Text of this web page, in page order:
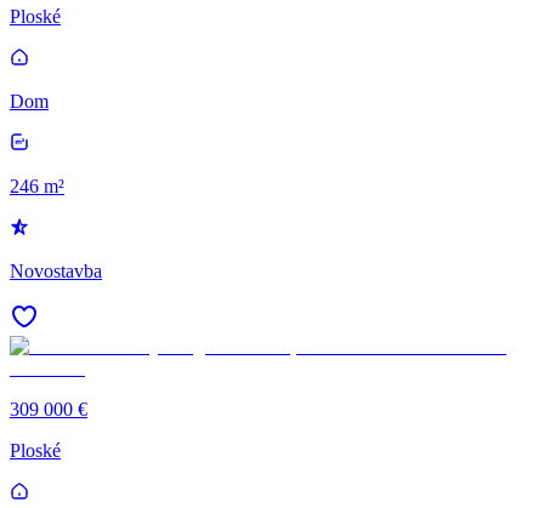
Ploské
Dom
246 m²
Novostavba
309 000 €
Ploské